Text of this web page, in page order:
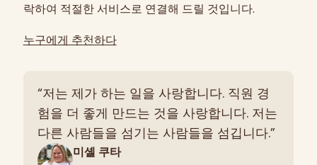
락하여 적절한 서비스로 연결해 드릴 것입니다.
누구에게 추천하다
“저는 제가 하는 일을 사랑합니다. 직원 경
험을 더 좋게 만드는 것을 사랑합니다. 저는
다른 사람들을 섬기는 사람들을 섬깁니다.”
미셸 쿠타